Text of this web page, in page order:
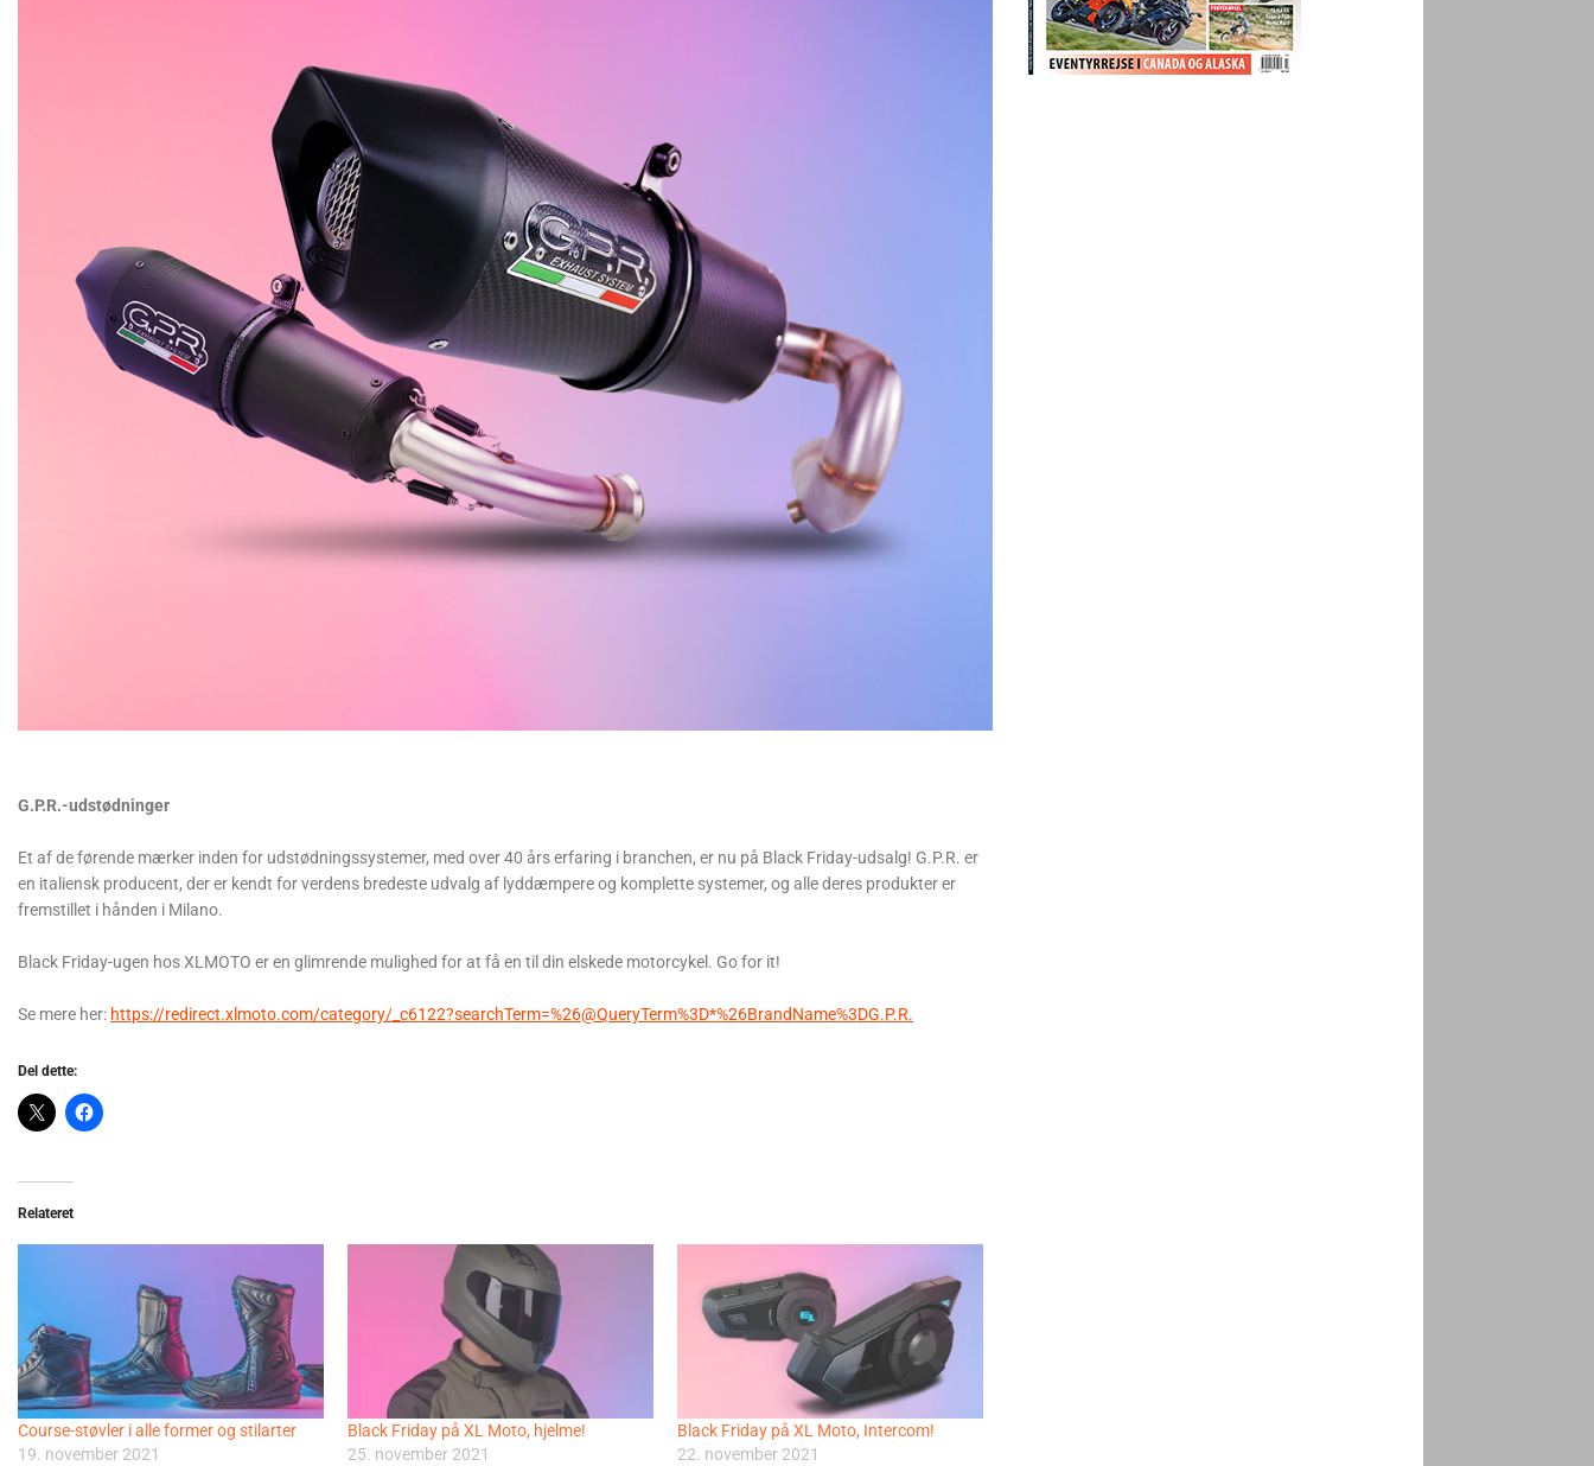
G.P.R.-udstødninger
Et af de førende mærker inden for udstødningssystemer, med over 40 års erfaring i branchen, er nu på Black Friday-udsalg! G.P.R. er
en italiensk producent, der er kendt for verdens bredeste udvalg af lyddæmpere og komplette systemer, og alle deres produkter er
fremstillet i hånden i Milano.
Black Friday-ugen hos XLMOTO er en glimrende mulighed for at få en til din elskede motorcykel. Go for it!
Se mere her: https://redirect.xlmoto.com/category/_c6122?searchTerm=%26@QueryTerm%3D*%26BrandName%3DG.P.R.
Del dette:
Relateret
Course-støvler i alle former og stilarter
19. november 2021
Black Friday på XL Moto, hjelme!
25. november 2021
Black Friday på XL Moto, Intercom!
22. november 2021